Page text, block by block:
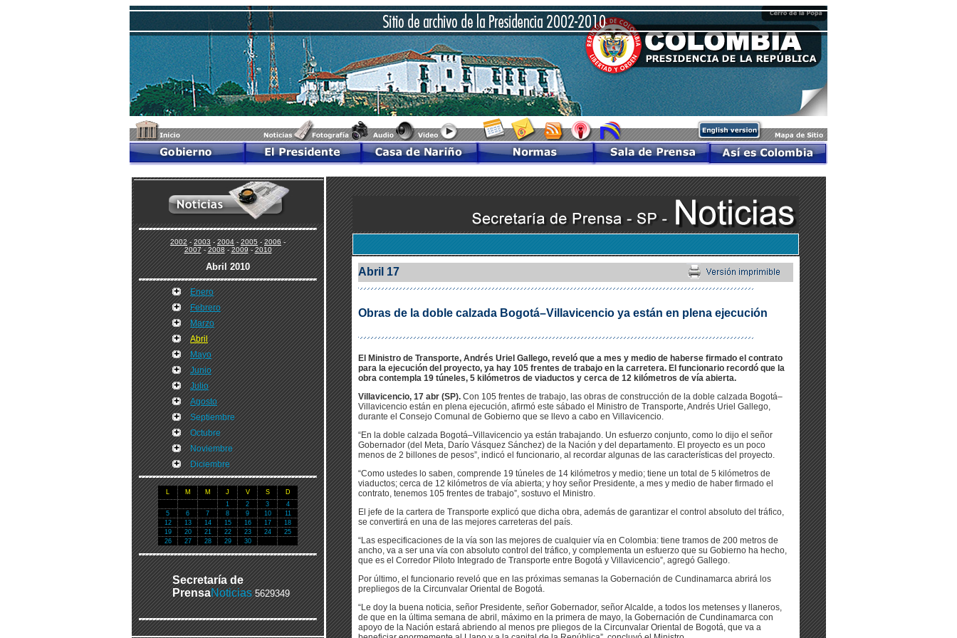
2002-2003-2004-2005-2006-
2007-2008-2009-2010
Abril 2010
Enero
Febrero
Marzo
Abril
Mayo
Junio
Julio
Agosto
Septiembre
Octubre
Noviembre
Diciembre
L M M J V S
D
1
2 3
4
5
6 7 8 9 10
11
12
13 14 15 16 17
18
19
20 21 22 23 24
25
26
27 28 29 30
Secretaría de
PrensaNoticias 5629349
Abril 17
Obras de la doble calzada Bogotá–Villavicencio ya están en plena ejecución
El Ministro de Transporte, Andrés Uriel Gallego, reveló que a mes y medio de haberse firmado el contrato
para la ejecución del proyecto, ya hay 105 frentes de trabajo en la carretera. El funcionario recordó que la
obra contempla 19 túneles, 5 kilómetros de viaductos y cerca de 12 kilómetros de vía abierta.
Villavicencio, 17 abr (SP). Con 105 frentes de trabajo, las obras de construcción de la doble calzada Bogotá–
Villavicencio están en plena ejecución, afirmó este sábado el Ministro de Transporte, Andrés Uriel Gallego,
durante el Consejo Comunal de Gobierno que se llevo a cabo en Villavicencio.
“En la doble calzada Bogotá–Villavicencio ya están trabajando. Un esfuerzo conjunto, como lo dijo el señor
Gobernador (del Meta, Darío Vásquez Sánchez) de la Nación y del departamento. El proyecto es un poco
menos de 2 billones de pesos”, indicó el funcionario, al recordar algunas de las características del proyecto.
“Como ustedes lo saben, comprende 19 túneles de 14 kilómetros y medio; tiene un total de 5 kilómetros de
viaductos; cerca de 12 kilómetros de vía abierta; y hoy señor Presidente, a mes y medio de haber firmado el
contrato, tenemos 105 frentes de trabajo”, sostuvo el Ministro.
El jefe de la cartera de Transporte explicó que dicha obra, además de garantizar el control absoluto del tráfico,
se convertirá en una de las mejores carreteras del país.
“Las especificaciones de la vía son las mejores de cualquier vía en Colombia: tiene tramos de 200 metros de
ancho, va a ser una vía con absoluto control del tráfico, y complementa un esfuerzo que su Gobierno ha hecho,
que es el Corredor Piloto Integrado de Transporte entre Bogotá y Villavicencio”, agregó Gallego.
Por último, el funcionario reveló que en las próximas semanas la Gobernación de Cundinamarca abrirá los
prepliegos de la Circunvalar Oriental de Bogotá.
“Le doy la buena noticia, señor Presidente, señor Gobernador, señor Alcalde, a todos los metenses y llaneros,
de que en la última semana de abril, máximo en la primera de mayo, la Gobernación de Cundinamarca con
apoyo de la Nación estará abriendo al menos pre pliegos de la Circunvalar Oriental de Bogotá, que va a